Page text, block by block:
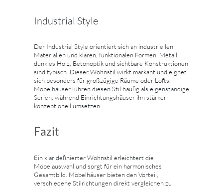
Industrial Style
Der Industrial Style orientiert sich an industriellen
Materialien und klaren, funktionalen Formen. Metall,
dunkles Holz, Betonoptik und sichtbare Konstruktionen
sind typisch. Dieser Wohnstil wirkt markant und eignet
sich besonders für großzügige Räume oder Lofts.
Möbelhäuser führen diesen Stil häufig als eigenständige
Serien, während Einrichtungshäuser ihn stärker
konzeptionell umsetzen.
Fazit
Ein klar definierter Wohnstil erleichtert die
Möbelauswahl und sorgt für ein harmonisches
Gesamtbild. Möbelhäuser bieten den Vorteil,
verschiedene Stilrichtungen direkt vergleichen zu